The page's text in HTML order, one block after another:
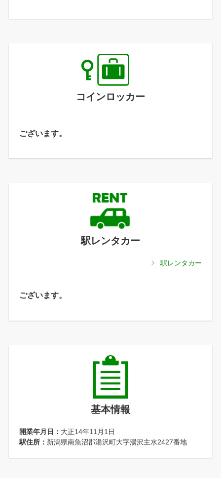
コインロッカー
ございます。
駅レンタカー
駅レンタカー
ございます。
基本情報
開業年月日： 大正14年11月1日
駅住所： 新潟県南魚沼郡湯沢町大字湯沢主水2427番地